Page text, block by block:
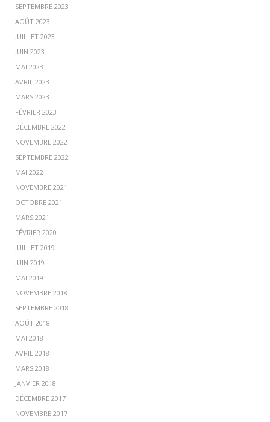
SEPTEMBRE 2023
AOÛT 2023
JUILLET 2023
JUIN 2023
MAI 2023
AVRIL 2023
MARS 2023
FÉVRIER 2023
DÉCEMBRE 2022
NOVEMBRE 2022
SEPTEMBRE 2022
MAI 2022
NOVEMBRE 2021
OCTOBRE 2021
MARS 2021
FÉVRIER 2020
JUILLET 2019
JUIN 2019
MAI 2019
NOVEMBRE 2018
SEPTEMBRE 2018
AOÛT 2018
MAI 2018
AVRIL 2018
MARS 2018
JANVIER 2018
DÉCEMBRE 2017
NOVEMBRE 2017